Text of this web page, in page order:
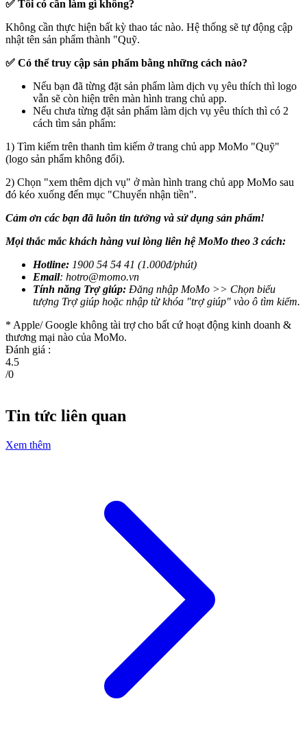
✅ Tôi có cần làm gì không?
Không cần thực hiện bất kỳ thao tác nào. Hệ thống sẽ tự động cập
nhật tên sản phẩm thành "Quỹ.
✅ Có thể truy cập sản phẩm bằng những cách nào?
Nếu bạn đã từng đặt sản phẩm làm dịch vụ yêu thích thì logo
vẫn sẽ còn hiện trên màn hình trang chủ app.
Nếu chưa từng đặt sản phẩm làm dịch vụ yêu thích thì có 2
cách tìm sản phẩm:
1) Tìm kiếm trên thanh tìm kiếm ở trang chủ app MoMo "Quỹ"
(logo sản phẩm không đổi).
2) Chọn "xem thêm dịch vụ" ở màn hình trang chủ app MoMo sau
đó kéo xuống đến mục "Chuyển nhận tiền".
Cảm ơn các bạn đã luôn tin tưởng và sử dụng sản phẩm!
Mọi thắc mắc khách hàng vui lòng liên hệ MoMo theo 3 cách:
Hotline: 1900 54 54 41 (1.000đ/phút)
Email: hotro@momo.vn
Tính năng Trợ giúp: Đăng nhập MoMo >> Chọn biểu
tượng Trợ giúp hoặc nhập từ khóa "trợ giúp" vào ô tìm kiếm.
* Apple/ Google không tài trợ cho bất cứ hoạt động kinh doanh &
thương mại nào của MoMo.
Đánh giá :
4.5
/0
Tin tức liên quan
Xem thêm